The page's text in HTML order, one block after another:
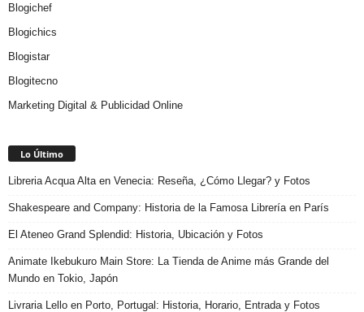
Blogichef
Blogichics
Blogistar
Blogitecno
Marketing Digital & Publicidad Online
Lo Último
Libreria Acqua Alta en Venecia: Reseña, ¿Cómo Llegar? y Fotos
Shakespeare and Company: Historia de la Famosa Librería en París
El Ateneo Grand Splendid: Historia, Ubicación y Fotos
Animate Ikebukuro Main Store: La Tienda de Anime más Grande del
Mundo en Tokio, Japón
Livraria Lello en Porto, Portugal: Historia, Horario, Entrada y Fotos